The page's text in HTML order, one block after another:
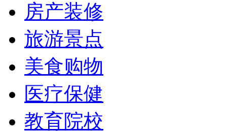
房产装修
旅游景点
美食购物
医疗保健
教育院校